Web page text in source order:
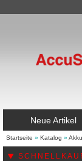
Neue Artikel
Startseite » Katalog »